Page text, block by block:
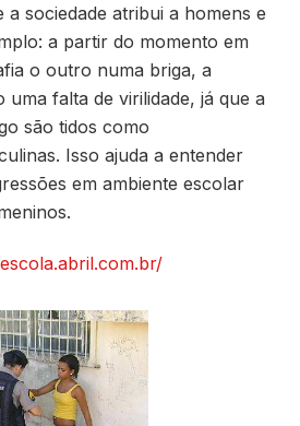
a sociedade atribui a homens e
a partir do momento em
o outro numa briga, a
uma falta de virilidade, já que a
são tidos como
Isso ajuda a entender
em ambiente escolar